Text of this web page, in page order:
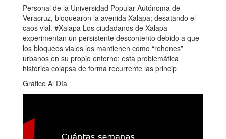
Personal de la Universidad Popular Autónoma de
Veracruz, bloquearon la avenida Xalapa; desatando el
caos vial. #Xalapa Los ciudadanos de Xalapa
experimentan un persistente descontento debido a que
los bloqueos viales los mantienen como “rehenes”
urbanos en su propio entorno; esta problemática
histórica colapsa de forma recurrente las princip
Gráfico Al Día